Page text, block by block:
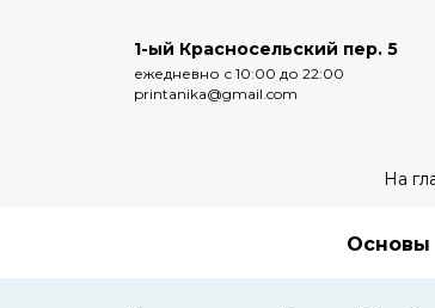
1-ый Красносельский пер. 5
ежедневно с 10:00 до 22:00
printanika@gmail.com
На
Основы